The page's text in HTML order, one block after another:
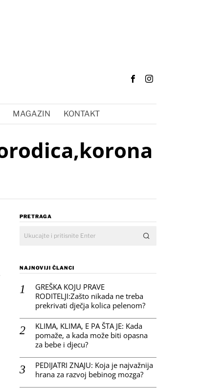
MAGAZIN KONTAKT
PRETRAGA
NAJNOVIJI ČLANCI
GREŠKA KOJU PRAVE
RODITELJI:Zašto nikada ne treba
prekrivati dječja kolica pelenom?
KLIMA, KLIMA, E PA ŠTA JE: Kada
pomaže, a kada može biti opasna
za bebe i djecu?
PEDIJATRI ZNAJU: Koja je najvažnija
hrana za razvoj bebinog mozga?